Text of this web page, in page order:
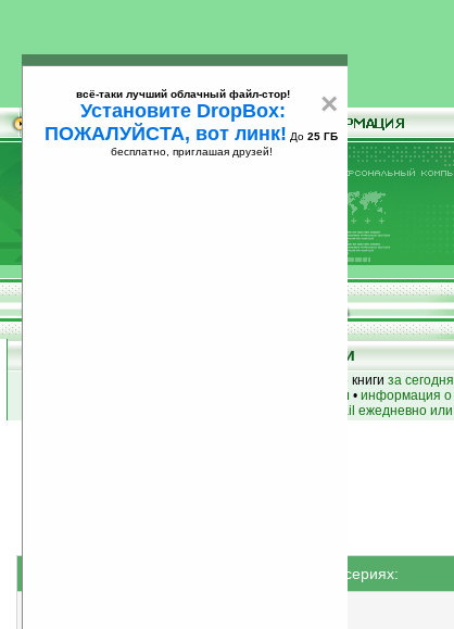
25
Книги
• новые книги за сегодня
книги по авторам • информация о
на email ежедневно
Книги не в сериях:
×
всё-таки лучший облачный файл-стор!
Установите DropBox:
ПОЖАЛУЙСТА, вот линк! До 25 ГБ
бесплатно, приглашая друзей!